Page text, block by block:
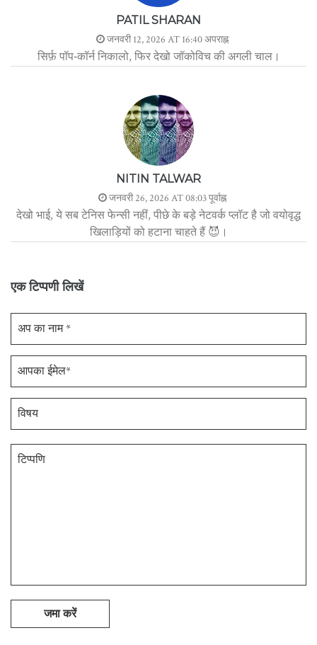
PATIL SHARAN
जनवरी 12, 2026 AT 16:40 अपराह्न
सिर्फ़ पॉप‑कॉर्न निकालो, फिर देखो जॉकोविच की अगली चाल।
NITIN TALWAR
जनवरी 26, 2026 AT 08:03 पूर्वाह्न
देखो भाई, ये सब टेनिस फेन्सी नहीं, पीछे के बड़े नेटवर्क प्लॉट है जो वयोवृद्ध
खिलाड़ियों को हटाना चाहते हैं 😈।
एक टिप्पणी लिखें
जमा करें